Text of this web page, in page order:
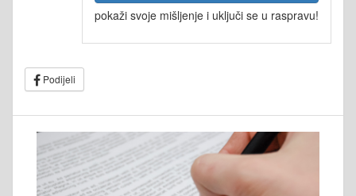
pokaži svoje mišljenje i uključi se u raspravu!
Podijeli